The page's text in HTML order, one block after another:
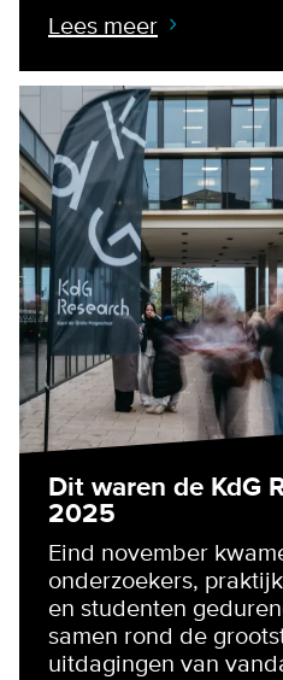
Lees meer
Dit waren de KdG
2025
Eind november
onderzoekers,
en studenten
samen rond de
uitdagingen van